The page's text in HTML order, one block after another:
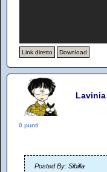
Link diretto Download
Lavinia
0 punti
Posted By: Sibilla